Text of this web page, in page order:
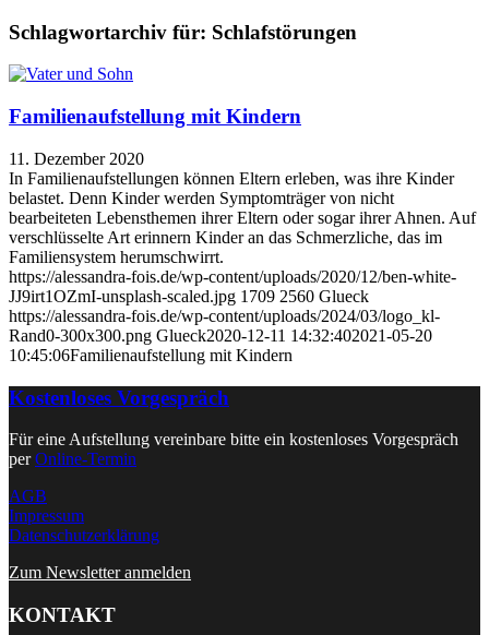
Schlagwortarchiv für: Schlafstörungen
Familienaufstellung mit Kindern
11. Dezember 2020
In Familienaufstellungen können Eltern erleben, was ihre Kinder
belastet. Denn Kinder werden Symptomträger von nicht
bearbeiteten Lebensthemen ihrer Eltern oder sogar ihrer Ahnen. Auf
verschlüsselte Art erinnern Kinder an das Schmerzliche, das im
Familiensystem herumschwirrt.
https://alessandra-fois.de/wp-content/uploads/2020/12/ben-white-
JJ9irt1OZmI-unsplash-scaled.jpg 1709 2560 Glueck
https://alessandra-fois.de/wp-content/uploads/2024/03/logo_kl-
Rand0-300x300.png Glueck2020-12-11 14:32:402021-05-20
10:45:06Familienaufstellung mit Kindern
Kostenloses Vorgespräch
Für eine Aufstellung vereinbare bitte ein kostenloses Vorgespräch
perOnline-Termin
AGB
Impressum
Datenschutzerklärung
Zum Newsletter anmelden
KONTAKT